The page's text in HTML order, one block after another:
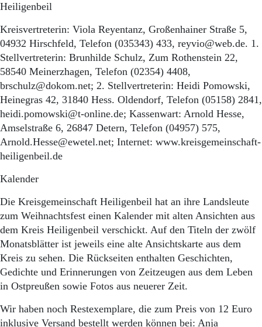
Heiligenbeil
Kreisvertreterin: Viola Reyentanz, Großenhainer Straße 5,
04932 Hirschfeld, Telefon (035343) 433, reyvio@web.de. 1.
Stellvertreterin: Brunhilde Schulz, Zum Rothenstein 22,
58540 Meinerzhagen, Telefon (02354) 4408,
brschulz@dokom.net; 2. Stellvertreterin: Heidi Pomowski,
Heinegras 42, 31840 Hess. Oldendorf, Telefon (05158) 2841,
heidi.pomowski@t-online.de; Kassenwart: Arnold Hesse,
Amselstraße 6, 26847 Detern, Telefon (04957) 575,
Arnold.Hesse@ewetel.net; Internet: www.kreisgemeinschaft-
heiligenbeil.de
Kalender
Die Kreisgemeinschaft Heiligenbeil hat an ihre Landsleute
zum Weihnachtsfest einen Kalender mit alten Ansichten aus
dem Kreis Heiligenbeil verschickt. Auf den Titeln der zwölf
Monatsblätter ist jeweils eine alte Ansichtskarte aus dem
Kreis zu sehen. Die Rückseiten enthalten Geschichten,
Gedichte und Erinnerungen von Zeitzeugen aus dem Leben
in Ostpreußen sowie Fotos aus neuerer Zeit.
Wir haben noch Restexemplare, die zum Preis von 12 Euro
inklusive Versand bestellt werden können bei: Anja